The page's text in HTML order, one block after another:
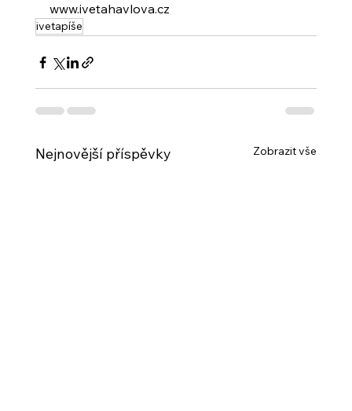
www.ivetahavlova.cz
ivetapíše
Nejnovější příspěvky Zobrazit vše